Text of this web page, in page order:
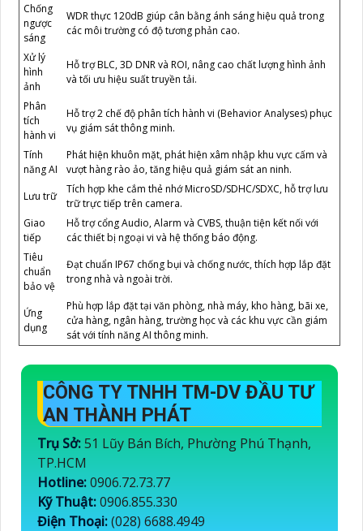
Chống
ngược
sáng
WDR thực 120dB giúp cân bằng ánh sáng hiệu quả trong
các môi trường có độ tương phản cao.
Xử lý
hình
ảnh
Hỗ trợ BLC, 3D DNR và ROI, nâng cao chất lượng hình ảnh
và tối ưu hiệu suất truyền tải.
Phân
tích
hành vi
Hỗ trợ 2 chế độ phân tích hành vi (Behavior Analyses) phục
vụ giám sát thông minh.
Tính
năng AI
Phát hiện khuôn mặt, phát hiện xâm nhập khu vực cấm và
vượt hàng rào ảo, tăng hiệu quả giám sát an ninh.
Lưu trữ
Tích hợp khe cắm thẻ nhớ MicroSD/SDHC/SDXC, hỗ trợ lưu
trữ trực tiếp trên camera.
Giao
tiếp
Hỗ trợ cổng Audio, Alarm và CVBS, thuận tiện kết nối với
các thiết bị ngoại vi và hệ thống báo động.
Tiêu
chuẩn
bảo vệ
Đạt chuẩn IP67 chống bụi và chống nước, thích hợp lắp đặt
trong nhà và ngoài trời.
Ứng
dụng
Phù hợp lắp đặt tại văn phòng, nhà máy, kho hàng, bãi xe,
cửa hàng, ngân hàng, trường học và các khu vực cần giám
sát với tính năng AI thông minh.
CÔNG TY TNHH TM-DV ĐẦU TƯ
AN THÀNH PHÁT
Trụ Sở:51 Lũy Bán Bích, Phường Phú Thạnh,
TP.HCM
Hotline:0906.72.73.77
Kỹ Thuật:0906.855.330
Điện Thoại:(028) 6688.4949